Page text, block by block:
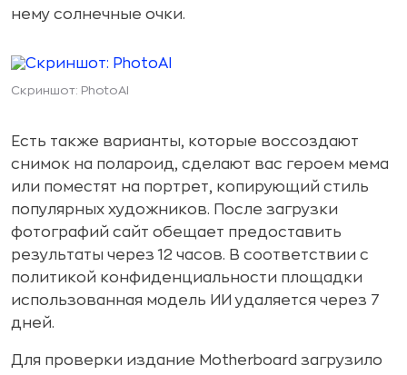
нему солнечные очки.
Скриншот: PhotoAI
Есть также варианты, которые воссоздают
снимок на полароид, сделают вас героем мема
или поместят на портрет, копирующий стиль
популярных художников. После загрузки
фотографий сайт обещает предоставить
результаты через 12 часов. В соответствии с
политикой конфиденциальности площадки
использованная модель ИИ удаляется через 7
дней.
Для проверки издание Motherboard загрузило